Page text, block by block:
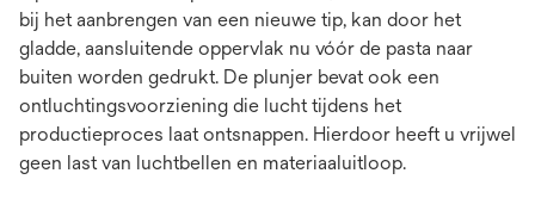
bij het aanbrengen van een nieuwe tip, kan door het
gladde, aansluitende oppervlak nu vóór de pasta naar
buiten worden gedrukt. De plunjer bevat ook een
ontluchtingsvoorziening die lucht tijdens het
productieproces laat ontsnappen. Hierdoor heeft u vrijwel
geen last van luchtbellen en materiaaluitloop.